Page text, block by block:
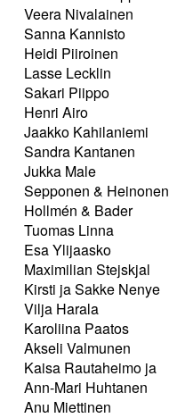
Veera Nivalainen
Sanna Kannisto
Heidi Piiroinen
Lasse Lecklin
Sakari Piippo
Henri Airo
Jaakko Kahilaniemi
Sandra Kantanen
Jukka Male
Sepponen & Heinonen
Hollmén & Bader
Tuomas Linna
Esa Ylijaasko
Maximilian Stejskjal
Kirsti ja Sakke Nenye
Vilja Harala
Karoliina Paatos
Akseli Valmunen
Kaisa Rautaheimo ja
Ann-Mari Huhtanen
Anu Miettinen